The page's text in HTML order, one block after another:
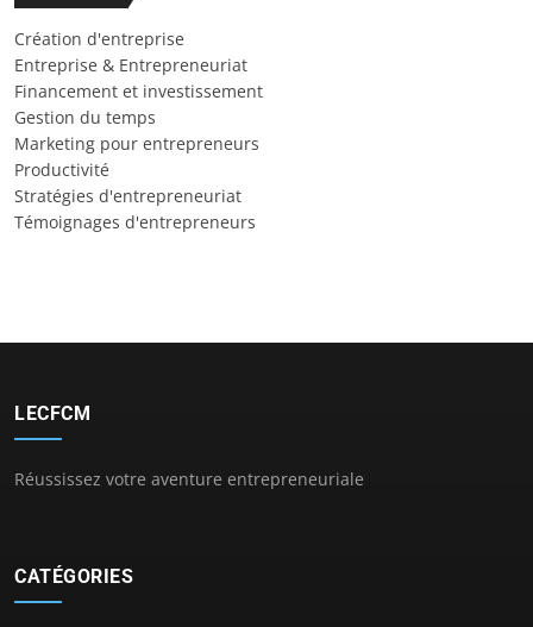
Création d'entreprise
Entreprise & Entrepreneuriat
Financement et investissement
Gestion du temps
Marketing pour entrepreneurs
Productivité
Stratégies d'entrepreneuriat
Témoignages d'entrepreneurs
LECFCM
Réussissez votre aventure entrepreneuriale
CATÉGORIES